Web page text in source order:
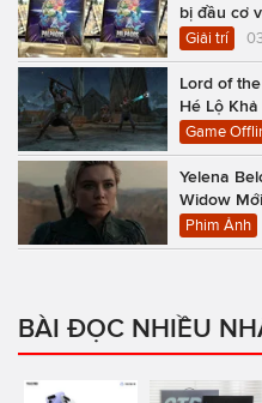
bị đầu cơ
Giải trí
Lord of
Hé Lộ
Game
Yelena
Widow
Phim Ảnh
BÀI ĐỌC NHIỀU